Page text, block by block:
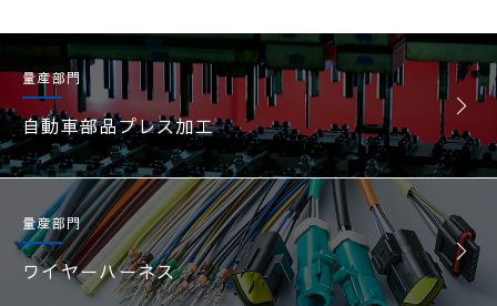
量産部門
自動車部品プレス加工
量産部門
ワイヤーハーネス